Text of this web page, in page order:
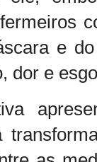
e
dor e